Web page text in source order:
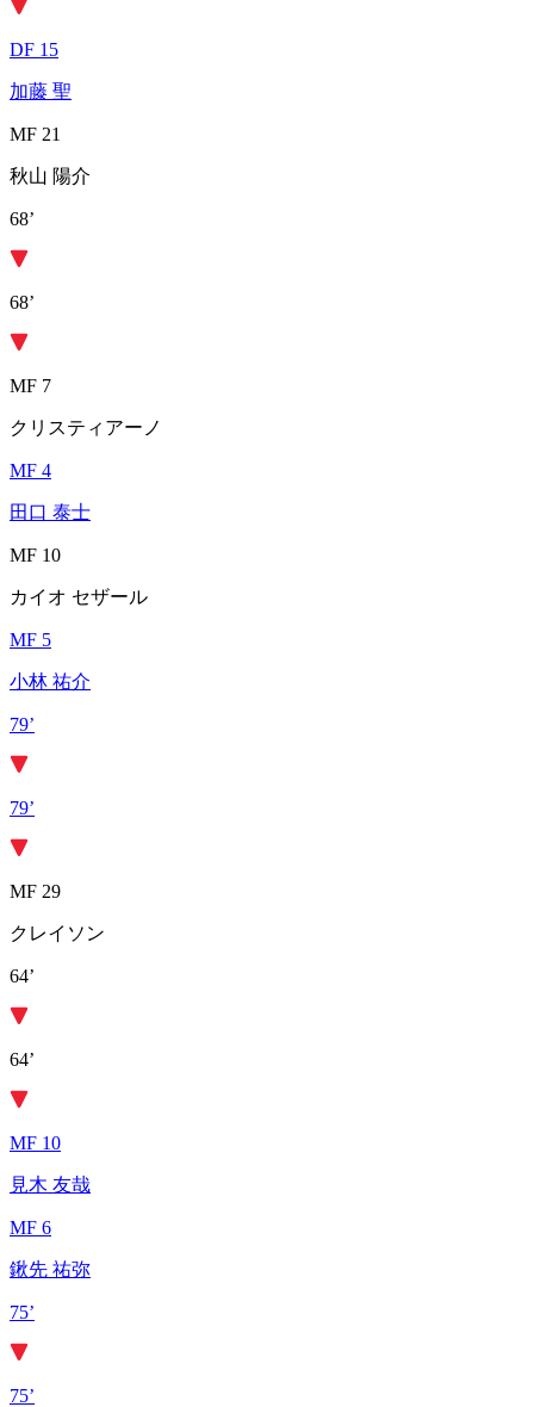
DF 15
加藤 聖
MF 21
秋山 陽介
68’
68’
MF 7
クリスティアーノ
MF 4
田口 泰士
MF 10
カイオ セザール
MF 5
小林 祐介
79’
79’
MF 29
クレイソン
64’
64’
MF 10
見木 友哉
MF 6
鍬先 祐弥
75’
75’